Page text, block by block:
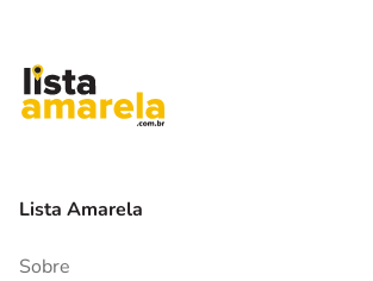
Lista Amarela
Sobre